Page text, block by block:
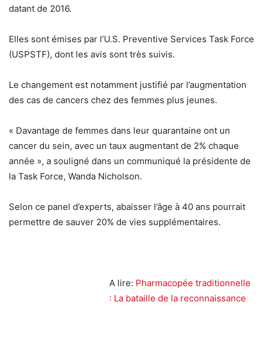
datant de 2016.
Elles sont émises par l’U.S. Preventive Services Task Force
(USPSTF), dont les avis sont très suivis.
Le changement est notamment justifié par l’augmentation
des cas de cancers chez des femmes plus jeunes.
« Davantage de femmes dans leur quarantaine ont un
cancer du sein, avec un taux augmentant de 2% chaque
année », a souligné dans un communiqué la présidente de
la Task Force, Wanda Nicholson.
Selon ce panel d’experts, abaisser l’âge à 40 ans pourrait
permettre de sauver 20% de vies supplémentaires.
A lire: Pharmacopée traditionnelle
: La bataille de la reconnaissance